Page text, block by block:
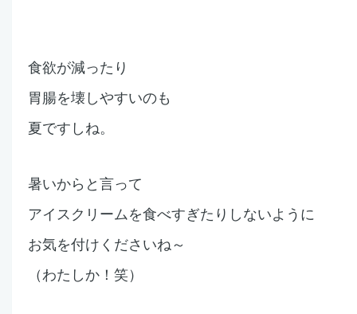
食欲が減ったり
胃腸を壊しやすいのも
夏ですしね。
暑いからと言って
アイスクリームを食べすぎたりしないように
お気を付けくださいね～
（わたしか！笑）